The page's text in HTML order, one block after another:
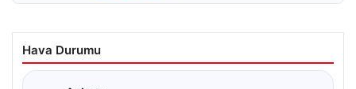
Hava Durumu